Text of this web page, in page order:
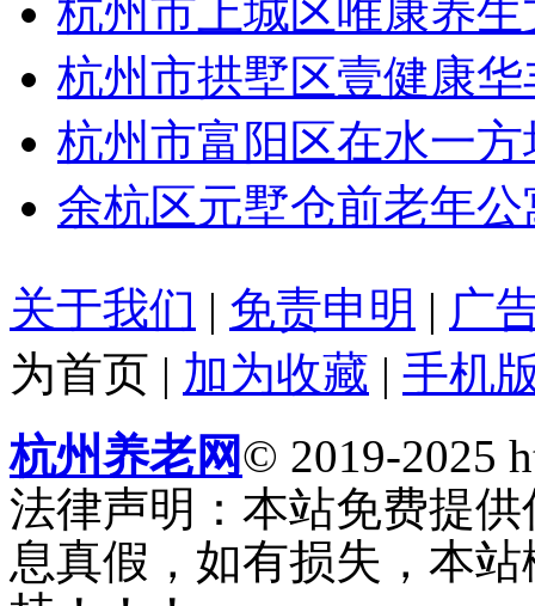
杭州市上城区唯康养
杭州市拱墅区壹健康
杭州市富阳区在水一
余杭区元墅仓前老年公
关于我们 | 免责申明 | 广
为首页 | 加为收藏 | 手机
杭州养老网© 2019-2025
法律声明：本站免费提
息真假，如有损失，本